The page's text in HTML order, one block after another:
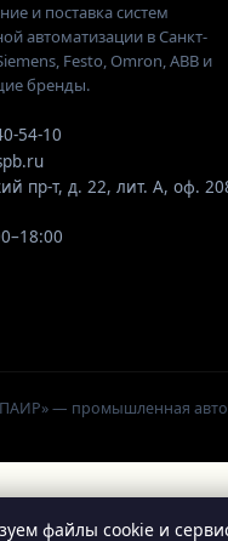
и поставка систем
автоматизации в Санкт-
Festo, Omron, ABB и
бренды.
54-10
пр-т, д. 22, лит. А, оф.
— промышленная
файлы cookie и